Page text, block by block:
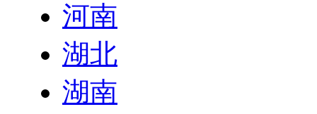
河南
湖北
湖南